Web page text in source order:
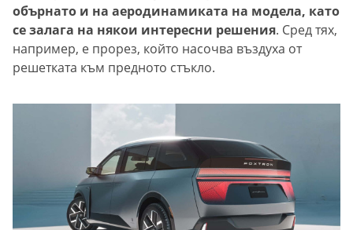
обърнато и на аеродинамиката на модела, като
се залага на някои интересни решения. Сред тях,
например, е прорез, който насочва въздуха от
решетката към предното стъкло.